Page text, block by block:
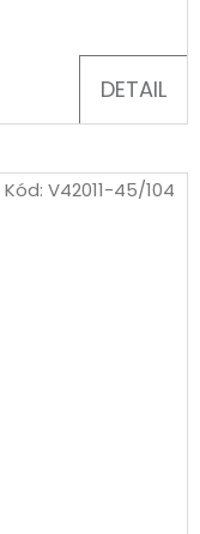
DETAIL
Kód: V42011-45/104